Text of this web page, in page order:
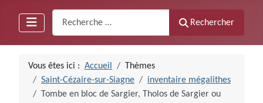
Rechercher
Vous êtes ici : Accueil
Thèmes
Saint-Cézaire-sur-Siagne
inventaire mégalithes
Tombe en bloc de Sargier, Tholos de Sargier ou